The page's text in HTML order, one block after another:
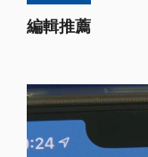
編輯推薦